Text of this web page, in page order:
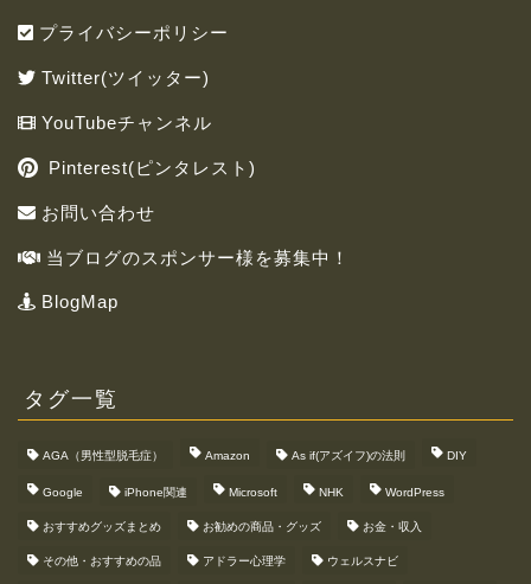
プライバシーポリシー
Twitter(ツイッター)
YouTubeチャンネル
Pinterest(ピンタレスト)
お問い合わせ
当ブログのスポンサー様を募集中！
BlogMap
タグ一覧
AGA（男性型脱毛症） Amazon As if(アズイフ)の法則 DIY
Google iPhone関連 Microsoft NHK WordPress
おすすめグッズまとめ お勧めの商品・グッズ お金・収入
その他・おすすめの品 アドラー心理学 ウェルスナビ